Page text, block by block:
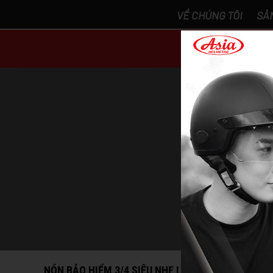
VỀ CHÚNG TÔI
DANH
Nón bảo
Trang
NÓN BẢO HIỂM 3/4 SIÊU NHẸ LỰA CHỌN THOẢI